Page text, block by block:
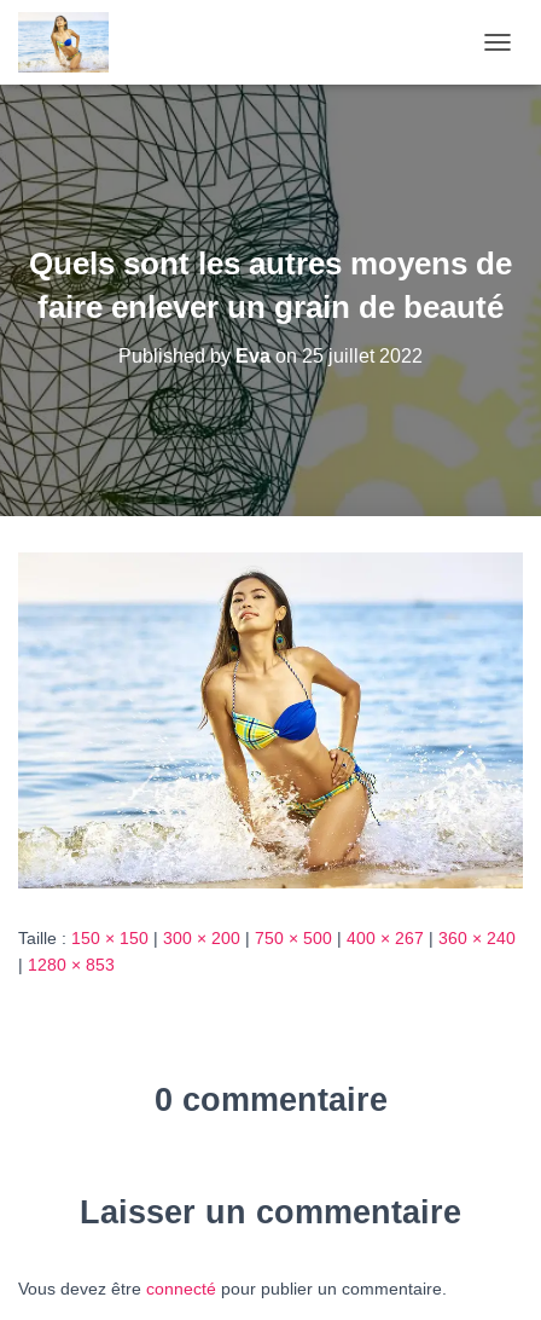
U
R
M
E
A
N
Quels sont les autres moyens de
faire enlever un grain de beauté
Published byEvaon25 juillet 2022
Taille : 150 × 150 | 300 × 200 | 750 × 500 | 400 × 267 | 360 × 240
| 1280 × 853
0 commentaire
Laisser un commentaire
Vous devez être connecté pour publier un commentaire.